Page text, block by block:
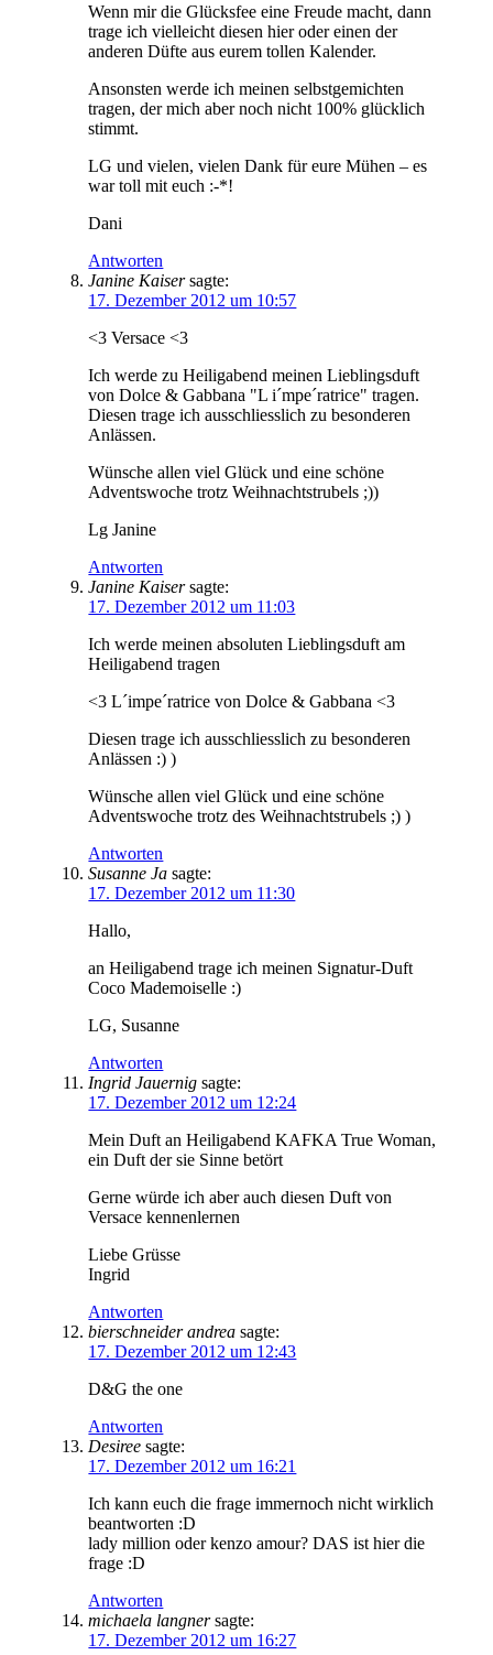
Wenn mir die Glücksfee eine Freude macht, dann
trage ich vielleicht diesen hier oder einen der
anderen Düfte aus eurem tollen Kalender.
Ansonsten werde ich meinen selbstgemichten
tragen, der mich aber noch nicht 100% glücklich
stimmt.
LG und vielen, vielen Dank für eure Mühen – es
war toll mit euch :-*!
Dani
Antworten
Janine Kaiser sagte:
17. Dezember 2012 um 10:57
<3 Versace <3
Ich werde zu Heiligabend meinen Lieblingsduft
von Dolce & Gabbana "L i´mpe´ratrice" tragen.
Diesen trage ich ausschliesslich zu besonderen
Anlässen.
Wünsche allen viel Glück und eine schöne
Adventswoche trotz Weihnachtstrubels ;))
Lg Janine
Antworten
Janine Kaiser sagte:
17. Dezember 2012 um 11:03
Ich werde meinen absoluten Lieblingsduft am
Heiligabend tragen
<3 L´impe´ratrice von Dolce & Gabbana <3
Diesen trage ich ausschliesslich zu besonderen
Anlässen :) )
Wünsche allen viel Glück und eine schöne
Adventswoche trotz des Weihnachtstrubels ;) )
Antworten
Susanne Ja sagte:
17. Dezember 2012 um 11:30
Hallo,
an Heiligabend trage ich meinen Signatur-Duft
Coco Mademoiselle :)
LG, Susanne
Antworten
Ingrid Jauernig sagte:
17. Dezember 2012 um 12:24
Mein Duft an Heiligabend KAFKA True Woman,
ein Duft der sie Sinne betört
Gerne würde ich aber auch diesen Duft von
Versace kennenlernen
Liebe Grüsse
Ingrid
Antworten
bierschneider andrea sagte:
17. Dezember 2012 um 12:43
D&G the one
Antworten
Desiree sagte:
17. Dezember 2012 um 16:21
Ich kann euch die frage immernoch nicht wirklich
beantworten :D
lady million oder kenzo amour? DAS ist hier die
frage :D
Antworten
michaela langner sagte:
17. Dezember 2012 um 16:27